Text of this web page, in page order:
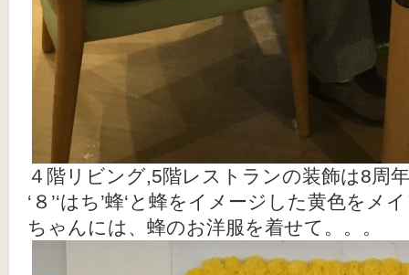
４階リビング,5階レストランの装飾は8周
‘８’‘はち’蜂‘と蜂をイメージした黄色をメ
ちゃんには、蜂のお洋服を着せて。。。